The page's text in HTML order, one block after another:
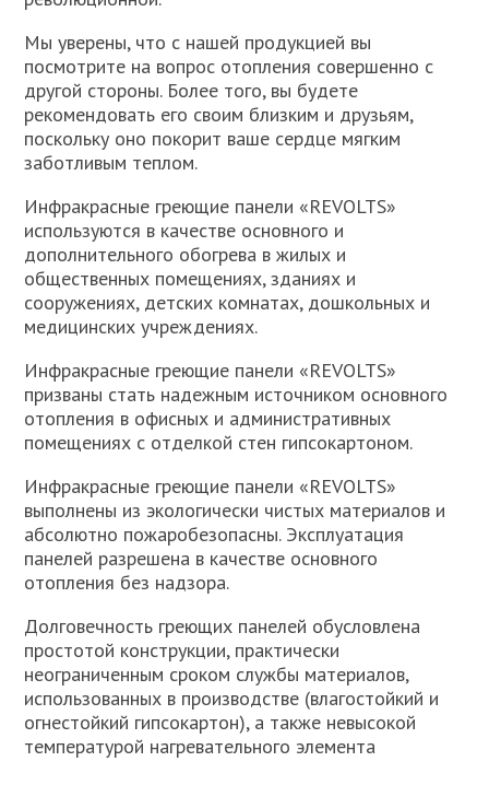
Мы уверены, что с нашей продукцией вы
посмотрите на вопрос отопления совершенно с
другой стороны. Более того, вы будете
рекомендовать его своим близким и друзьям,
поскольку оно покорит ваше сердце мягким
заботливым теплом.
Инфракрасные греющие панели «REVOLTS»
используются в качестве основного и
дополнительного обогрева в жилых и
общественных помещениях, зданиях и
сооружениях, детских комнатах, дошкольных и
медицинских учреждениях.
Инфракрасные греющие панели «REVOLTS»
призваны стать надежным источником основного
отопления в офисных и административных
помещениях с отделкой стен гипсокартоном.
Инфракрасные греющие панели «REVOLTS»
выполнены из экологически чистых материалов и
абсолютно пожаробезопасны. Эксплуатация
панелей разрешена в качестве основного
отопления без надзора.
Долговечность греющих панелей обусловлена
простотой конструкции, практически
неограниченным сроком службы материалов,
использованных в производстве (влагостойкий и
огнестойкий гипсокартон), а также невысокой
температурой нагревательного элемента